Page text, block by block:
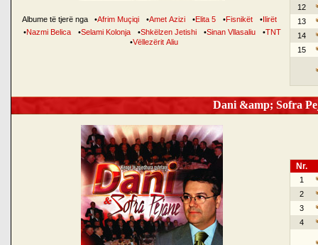
Albume të tjerë nga •Afrim Muçiqi •Amet Azizi •Elita 5 •Fisnikët •Ilirët
•Nazmi Belica •Selami Kolonja •Shkëlzen Jetishi •Sinan Vllasaliu •TNT
•Vëllezërit Aliu
12
13
14
15
Dani &amp; Sofra
Nr.
1
2
3
4